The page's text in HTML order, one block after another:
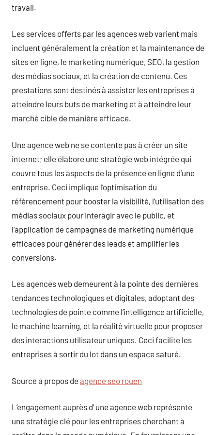
travail.
Les services offerts par les agences web varient mais
incluent généralement la création et la maintenance de
sites en ligne, le marketing numérique, SEO, la gestion
des médias sociaux, et la création de contenu. Ces
prestations sont destinés à assister les entreprises à
atteindre leurs buts de marketing et à atteindre leur
marché cible de manière efficace.
Une agence web ne se contente pas à créer un site
internet; elle élabore une stratégie web intégrée qui
couvre tous les aspects de la présence en ligne d’une
entreprise. Ceci implique l’optimisation du
référencement pour booster la visibilité, l’utilisation des
médias sociaux pour interagir avec le public, et
l’application de campagnes de marketing numérique
efficaces pour générer des leads et amplifier les
conversions.
Les agences web demeurent à la pointe des dernières
tendances technologiques et digitales, adoptant des
technologies de pointe comme l’intelligence artificielle,
le machine learning, et la réalité virtuelle pour proposer
des interactions utilisateur uniques. Ceci facilite les
entreprises à sortir du lot dans un espace saturé.
Source à propos de agence seo rouen
L’engagement auprès d’ une agence web représente
une stratégie clé pour les entreprises cherchant à